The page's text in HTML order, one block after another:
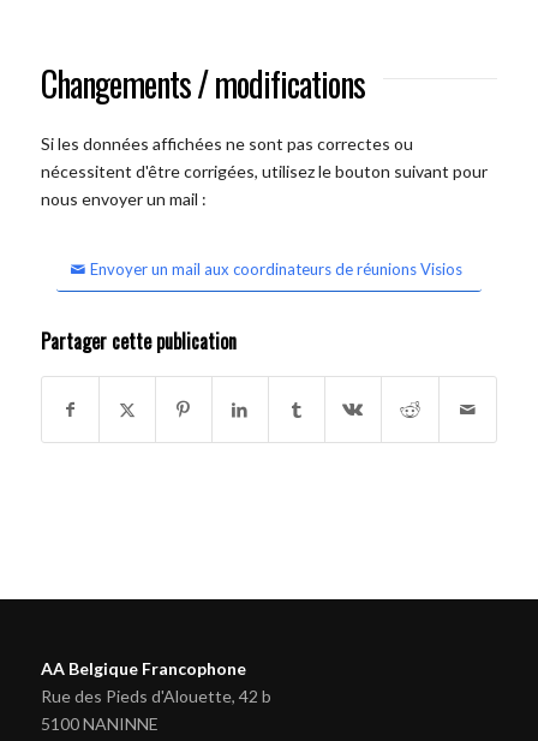
Changements / modifications
Si les données affichées ne sont pas correctes ou
nécessitent d'être corrigées, utilisez le bouton suivant pour
nous envoyer un mail :
Envoyer un mail aux coordinateurs de réunions Visios
Partager cette publication
AA Belgique Francophone
Rue des Pieds d'Alouette, 42 b
5100 NANINNE